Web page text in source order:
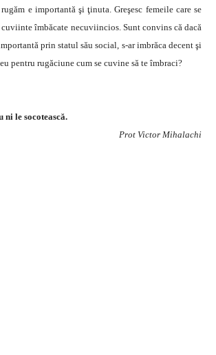
e importantă şi ţinuta. Greşesc femeile care se
îmbăcate necuviincios. Sunt convins că dacă
prin statul său social, s-ar imbrăca decent şi
pentru rugăciune cum se cuvine să te îmbraci?
ni le socotească.
Prot Victor Mihalachi